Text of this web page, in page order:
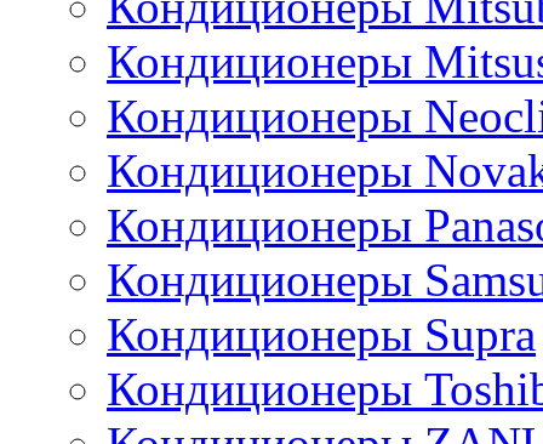
Кондиционеры
Кондиционеры
Кондиционеры
Кондиционеры
Кондиционеры
Кондиционеры Supra
Кондиционеры